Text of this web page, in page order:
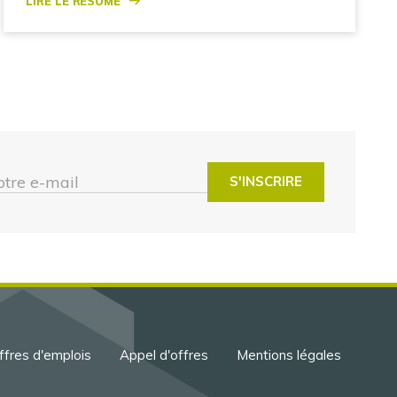
e-mail
d'emplois Appel d'offres Mentions légales